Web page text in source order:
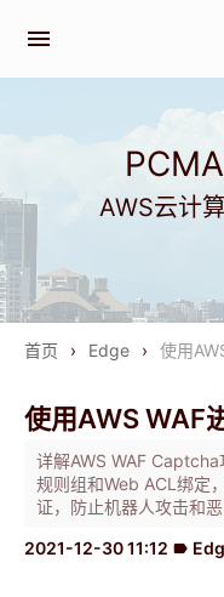
menu
AWS云计
首页 › Edge › 使用
使用AWS WAF
详解AWS WAF
规则组和Web ACL绑定
证，防止机器人攻击和恶
2021-12-30 11:12 label